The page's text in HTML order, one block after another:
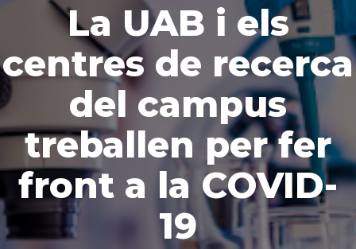
La UAB i els
centres de recerca
del campus
treballen per fer
front a la COVID-
19